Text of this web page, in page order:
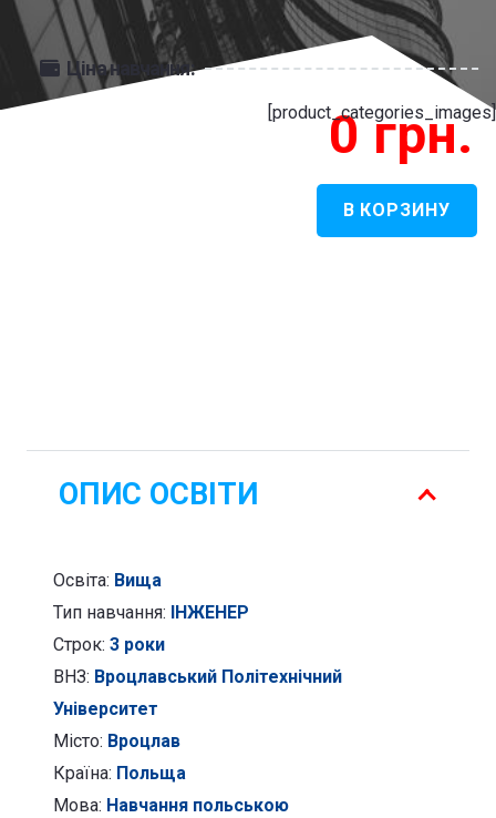
[product_categories_images]
Ціна навчання:
0грн.
В КОРЗИНУ
ОПИС ОСВІТИ
Освіта: Вища
Тип навчання:
ІНЖЕНЕР
Строк: 3 роки
ВНЗ: Вроцлавський Політехнічний
Університет
Місто: Вроцлав
Країна: Польща
Мова: Навчання польською